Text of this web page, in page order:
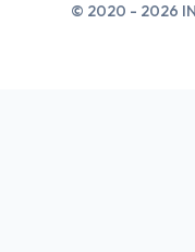
© 2020 - 2026